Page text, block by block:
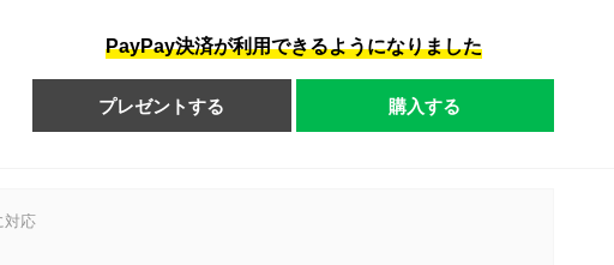
PayPay決済が利用できるようになりました
プレゼントする 購入する
対応